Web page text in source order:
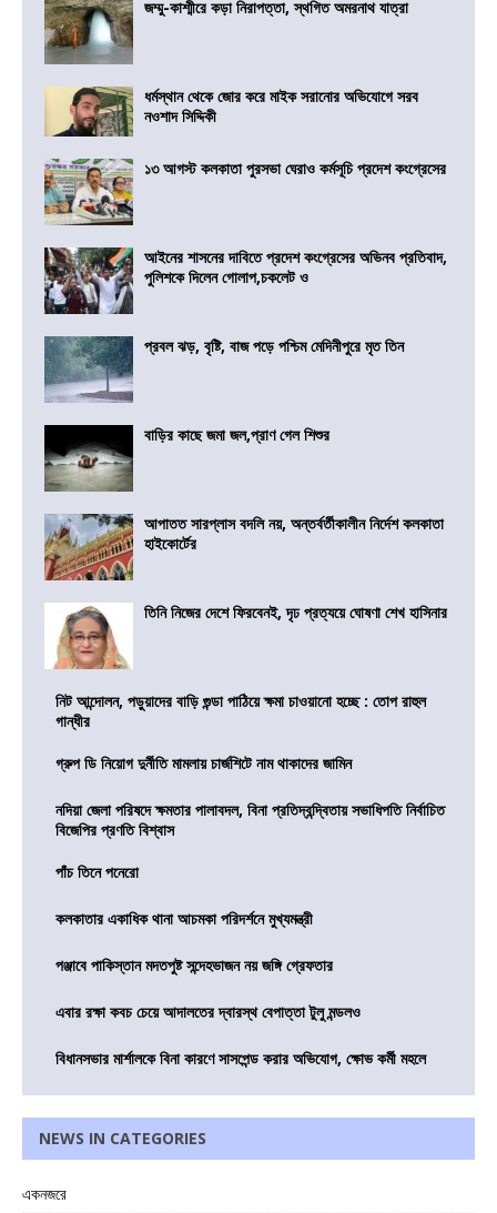
জম্মু-কাশ্মীরে কড়া নিরাপত্তা, স্থগিত অমরনাথ যাত্রা
ধর্মস্থান থেকে জোর করে মাইক সরানোর অভিযোগে সরব
নওশাদ সিদ্দিকী
১৩ আগস্ট কলকাতা পুরসভা ঘেরাও কর্মসূচি প্রদেশ কংগ্রেসের
আইনের শাসনের দাবিতে প্রদেশ কংগ্রেসের অভিনব প্রতিবাদ,
পুলিশকে দিলেন গোলাপ,চকলেট ও
প্রবল ঝড়, বৃষ্টি, বাজ পড়ে পশ্চিম মেদিনীপুরে মৃত তিন
বাড়ির কাছে জমা জল,প্রাণ গেল শিশুর
আপাতত সারপ্লাস বদলি নয়, অন্তর্বর্তীকালীন নির্দেশ কলকাতা
হাইকোর্টের
তিনি নিজের দেশে ফিরবেনই, দৃঢ প্রত্যয়ে ঘোষণা শেখ হাসিনার
নিট আন্দোলন, পড়ুয়াদের বাড়ি গুন্ডা পাঠিয়ে ক্ষমা চাওয়ানো হচ্ছে : তোপ রাহুল
গান্ধীর
গ্রুপ ডি নিয়োগ দুর্নীতি মামলায় চার্জশিটে নাম থাকাদের জামিন
নদিয়া জেলা পরিষদে ক্ষমতার পালাবদল, বিনা প্রতিদ্বন্দ্বিতায় সভাধিপতি নির্বাচিত
বিজেপির প্রণতি বিশ্বাস
পাঁচ তিনে পনেরো
কলকাতার একাধিক থানা আচমকা পরিদর্শনে মুখ্যমন্ত্রী
পঞ্জাবে পাকিস্তান মদতপুষ্ট সন্দেহভাজন নয় জঙ্গি গ্রেফতার
এবার রক্ষা কবচ চেয়ে আদালতের দ্বারস্থ বেপাত্তা টুলু মন্ডলও
বিধানসভার মার্শালকে বিনা কারণে সাসপেন্ড করার অভিযোগ, ক্ষোভ কর্মী মহলে
NEWS IN CATEGORIES
একনজরে